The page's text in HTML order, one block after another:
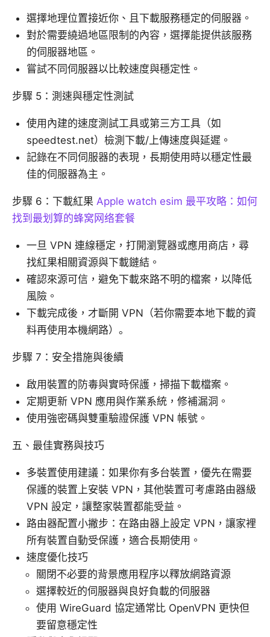
選擇地理位置接近你、且下載服務穩定的伺服器。
對於需要繞過地區限制的內容，選擇能提供該服務
的伺服器地區。
嘗試不同伺服器以比較速度與穩定性。
步驟 5：測速與穩定性測試
使用內建的速度測試工具或第三方工具（如
speedtest.net）檢測下載/上傳速度與延遲。
記錄在不同伺服器的表現，長期使用時以穩定性最
佳的伺服器為主。
步驟 6：下載紅果 Apple watch esim 最平攻略：如何
找到最划算的蜂窝网络套餐
一旦 VPN 連線穩定，打開瀏覽器或應用商店，尋
找紅果相關資源與下載鏈結。
確認來源可信，避免下載來路不明的檔案，以降低
風險。
下載完成後，才斷開 VPN（若你需要本地下載的資
料再使用本機網路）。
步驟 7：安全措施與後續
啟用裝置的防毒與實時保護，掃描下載檔案。
定期更新 VPN 應用與作業系統，修補漏洞。
使用強密碼與雙重驗證保護 VPN 帳號。
五、最佳實務與技巧
多裝置使用建議：如果你有多台裝置，優先在需要
保護的裝置上安裝 VPN，其他裝置可考慮路由器級
VPN 設定，讓整家裝置都能受益。
路由器配置小撇步：在路由器上設定 VPN，讓家裡
所有裝置自動受保護，適合長期使用。
速度優化技巧
關閉不必要的背景應用程序以釋放網路資源
選擇較近的伺服器與良好負載的伺服器
使用 WireGuard 協定通常比 OpenVPN 更快但
要留意穩定性